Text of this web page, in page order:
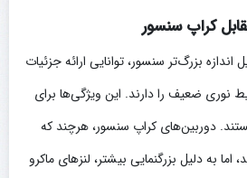
کراپ سنسور
بزرگ‌تر سنسور، توانایی ارائه جزئیات
نوری ضعیف را دارند. این ویژگی‌ها برای
دوربین‌های کراپ سنسور، هرچند که
اما به دلیل بزرگنمایی بیشتر، لنزهای ماکرو